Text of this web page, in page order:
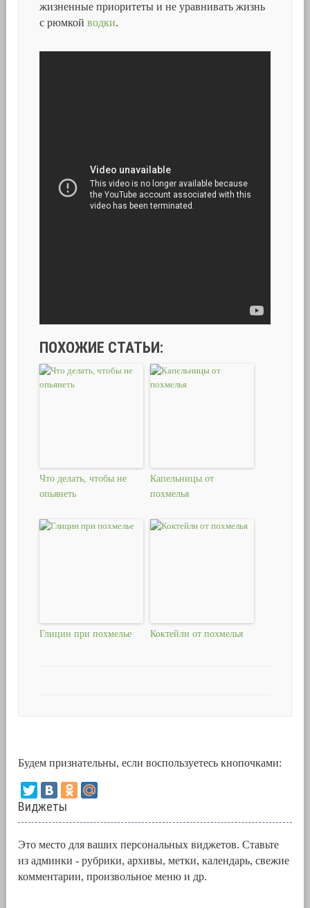
жизненные приоритеты и не уравнивать жизнь
с рюмкойводки.
ПОХОЖИЕ СТАТЬИ:
Что делать, чтобы не
опьянеть
Капельницы от
похмелья
Глицин при похмелье Коктейли от похмелья
Будем признательны, если воспользуетесь кнопочками:
Виджеты
Это место для ваших персональных виджетов. Ставьте
из админки - рубрики, архивы, метки, календарь, свежие
комментарии, произвольное меню и др.